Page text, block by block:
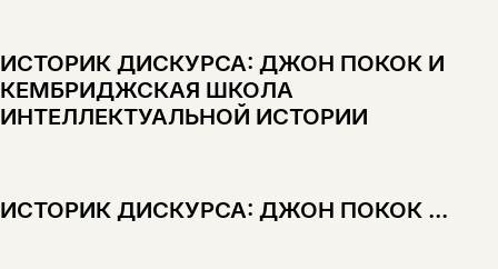
ИСТОРИК ДИСКУРСА: ДЖОН ПОКОК И
КЕМБРИДЖСКАЯ ШКОЛА
ИНТЕЛЛЕКТУАЛЬНОЙ ИСТОРИИ
ИСТОРИК ДИСКУРСА: ДЖОН ПОКОК ...